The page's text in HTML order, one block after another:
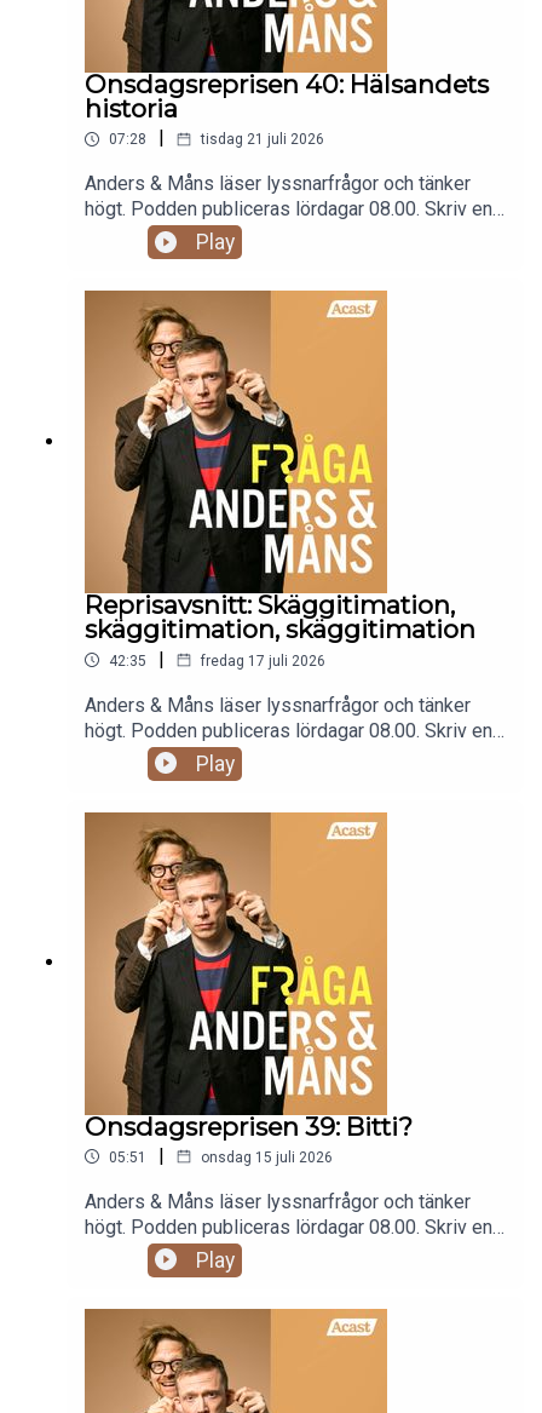
Onsdagsreprisen 40: Hälsandets
historia
07:28 tisdag 21 juli 2026
Anders & Måns läser lyssnarfrågor och tänker
högt. Podden publiceras lördagar 08.00. Skriv en
fråga till programmet: fraga@andersochmans.se
Play
Reprisavsnitt: Skäggitimation,
skäggitimation, skäggitimation
42:35 | fredag 17 juli 2026
Anders & Måns läser lyssnarfrågor och tänker
högt. Podden publiceras lördagar 08.00. Skriv en
fråga till programmet:
fraga@andersochmans.se Prenumerera och slipp
Detta är en repris av avsnitt 179. Vi är snart
tillbaka med nya avsnitt.
Play
Onsdagsreprisen 39: Bitti?
05:51 | onsdag 15 juli 2026
Anders & Måns läser lyssnarfrågor och tänker
högt. Podden publiceras lördagar 08.00. Skriv en
fråga till programmet:
fraga@andersochmans.se Prenumerera och slipp
Play